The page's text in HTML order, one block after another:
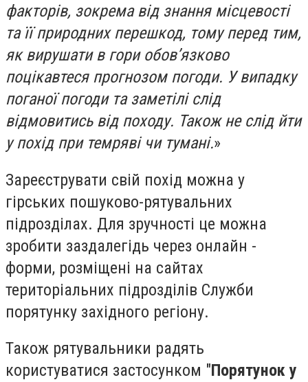
факторів, зокрема від знання місцевості
та її природних перешкод, тому перед тим,
як вирушати в гори обов’язково
поцікавтеся прогнозом погоди. У випадку
поганої погоди та заметілі слід
відмовитись від походу. Також не слід йти
у похід при темряві чи тумані.»
Зареєструвати свій похід можна у
гірських пошуково-рятувальних
підрозділах. Для зручності це можна
зробити заздалегідь через онлайн -
форми, розміщені на сайтах
територіальних підрозділів Служби
порятунку західного регіону.
Також рятувальники радять
користуватися застосунком "Порятунок у